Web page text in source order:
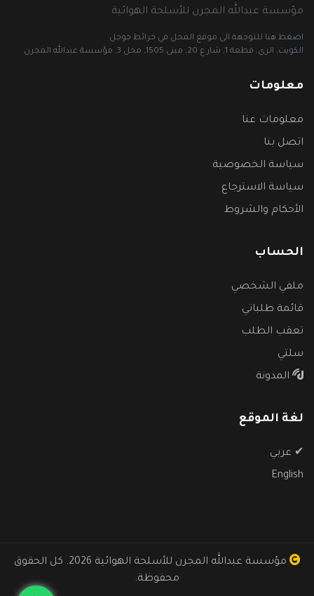
مؤسسة عبدالله المجرن للأسلحة الهوائية
اضغط هنا للتوجهة الى موقع المحل في خرائط جوجل
الكويت, الري, قطعة 1, شار ع 20, مبنى 1505, محل 3, مؤسسة عبدالله المجرن
معلومات
معلومات عنا
اتصل بنا
سياسة الخصوصية
سياسة الاسترجاع
الأحكام والشروط
الحساب
ملفي الشخصي
قائمة طلباتي
تعقب الطلب
سلتي
المدونة
لغة الموقع
✔ عربي
English
مؤسسة عبدالله المجرن للأسلحة الهوائية
2026. كل الحقوق
محفوظة.